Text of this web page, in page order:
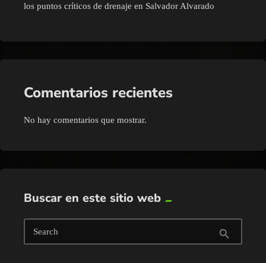
los puntos críticos de drenaje en Salvador Alvarado
Comentarios recientes
No hay comentarios que mostrar.
Buscar en este sitio web
Search search